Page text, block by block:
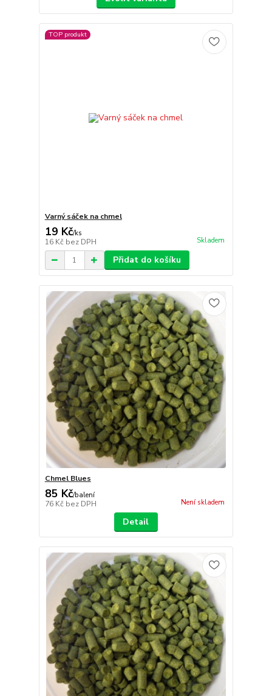
TOP produkt
Varný sáček na chmel
19 Kč/ks
16 Kč bez DPH Skladem
Přidat do košíku
Chmel Blues
85 Kč/balení
76 Kč bez DPH Není skladem
Detail